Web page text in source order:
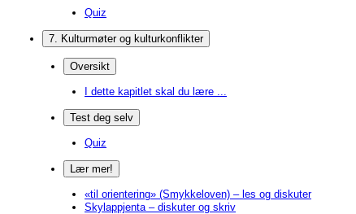
Quiz
7. Kulturmøter og kulturkonflikter
Oversikt
I dette kapitlet skal du lære ...
Test deg selv
Quiz
Lær mer!
«til orientering» (Smykkeloven) – les og diskuter
Skylappjenta – diskuter og skriv